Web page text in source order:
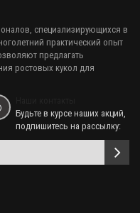
специализирующихся в
практический опыт
предлагать
ростовых кукол для
Будьте в курсе наших акций,
подпишитесь на рассылку: